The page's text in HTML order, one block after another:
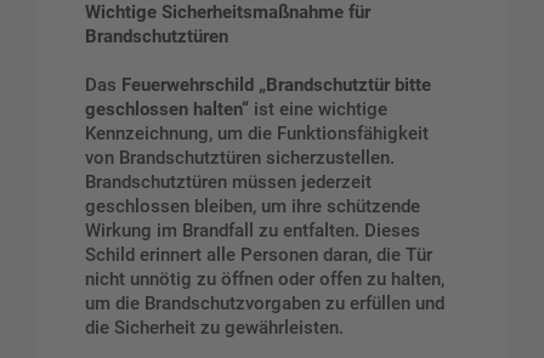
Wichtige Sicherheitsmaßnahme für
Brandschutztüren
Das Feuerwehrschild „Brandschutztür bitte
geschlossen halten“ ist eine wichtige
Kennzeichnung, um die Funktionsfähigkeit
von Brandschutztüren sicherzustellen.
Brandschutztüren müssen jederzeit
geschlossen bleiben, um ihre schützende
Wirkung im Brandfall zu entfalten. Dieses
Schild erinnert alle Personen daran, die Tür
nicht unnötig zu öffnen oder offen zu halten,
um die Brandschutzvorgaben zu erfüllen und
die Sicherheit zu gewährleisten.